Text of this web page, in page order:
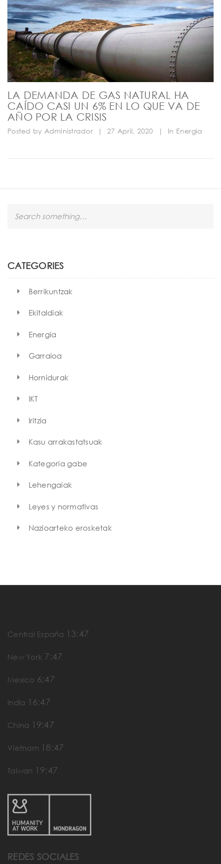
LA DEMANDA DE GAS NATURAL HA
CAÍDO CASI UN 6% EN LO QUE VA DE
AÑO POR LA CRISIS
Posted by Administrador | 27 April, 2020 | In Energia
h
CATEGORIES
Berrikuntzak
Ekitaldiak
Energia
Garraioa
Hornidurak
IKT
Iritzia
Kasu arrakastatsuak
Kategoria gabe
Lehengaiak
Leyes y normativas
Nazioarteko erosketak
Central España 13:47
New York 7:47
Mexico 6:47
India 16:47
China 19:47
Vietnam 18:47
Taiwan 19:47
REDES SOCIALES